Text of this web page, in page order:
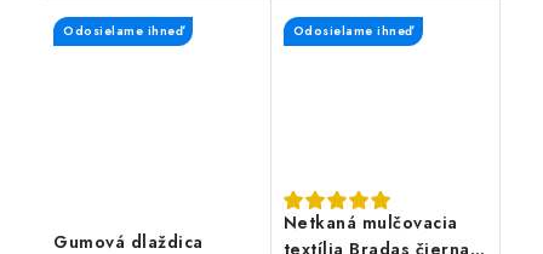
odolný a ľahko
udržiavateľný povrch.
granulátu. Ponúka
protišmykový povrch,
Gumová dlaždica
Odosielame ihneď
Netkaná mulčovacia
Odosielame ihneď